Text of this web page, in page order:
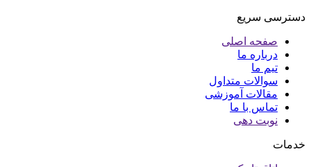
دسترسی سریع
صفحه اصلی
درباره ما
تیم ما
سوالات متداول
مقالات آموزشی
تماس با ما
نوبت دهی
خدمات